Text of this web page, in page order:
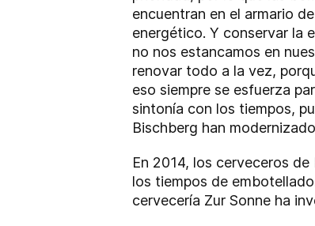
encuentran en el armario
energético. Y conservar la
no nos estancamos en
renovar todo a la vez,
eso siempre se esfuerza
sintonía con los tiempos,
Bischberg han
En 2014, los cerveceros
los tiempos de
cervecería Zur Sonne ha